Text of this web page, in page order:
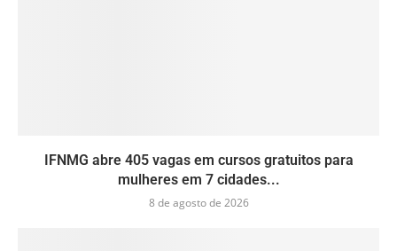
IFNMG abre 405 vagas em cursos gratuitos para
mulheres em 7 cidades...
8 de agosto de 2026